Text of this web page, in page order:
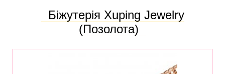
22
Біжутерія Xuping Jewelry
(позолота)